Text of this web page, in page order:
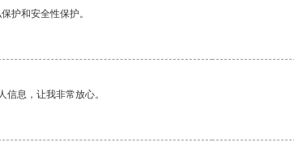
护和安全性保护。
息，让我非常放心。